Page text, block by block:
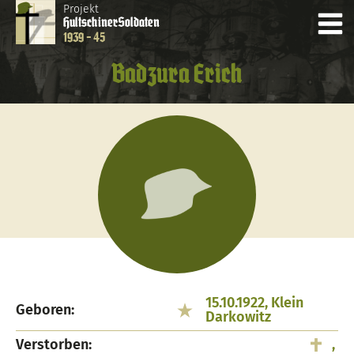
Projekt
HultschinerSoldaten
1939 - 45
Badzura Erich
Geboren:
15.10.1922, Klein
Darkowitz
Verstorben:
,